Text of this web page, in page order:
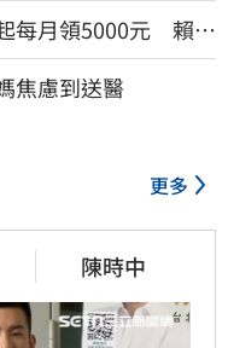
每月領5000元 賴清
焦慮到送醫
更多
陳時中